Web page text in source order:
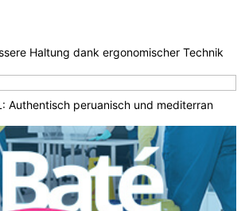
Haltung dank ergonomischer Technik
Authentisch peruanisch und mediterran